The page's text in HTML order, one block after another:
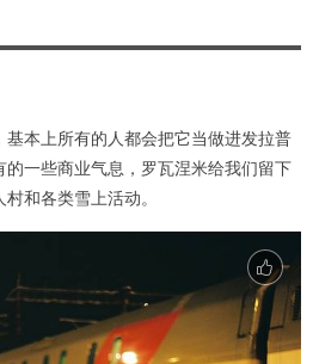
本上所有的人都会把它当做进发拉普
的一些商业气息，罗瓦涅米给我们留下
和各类雪上活动。